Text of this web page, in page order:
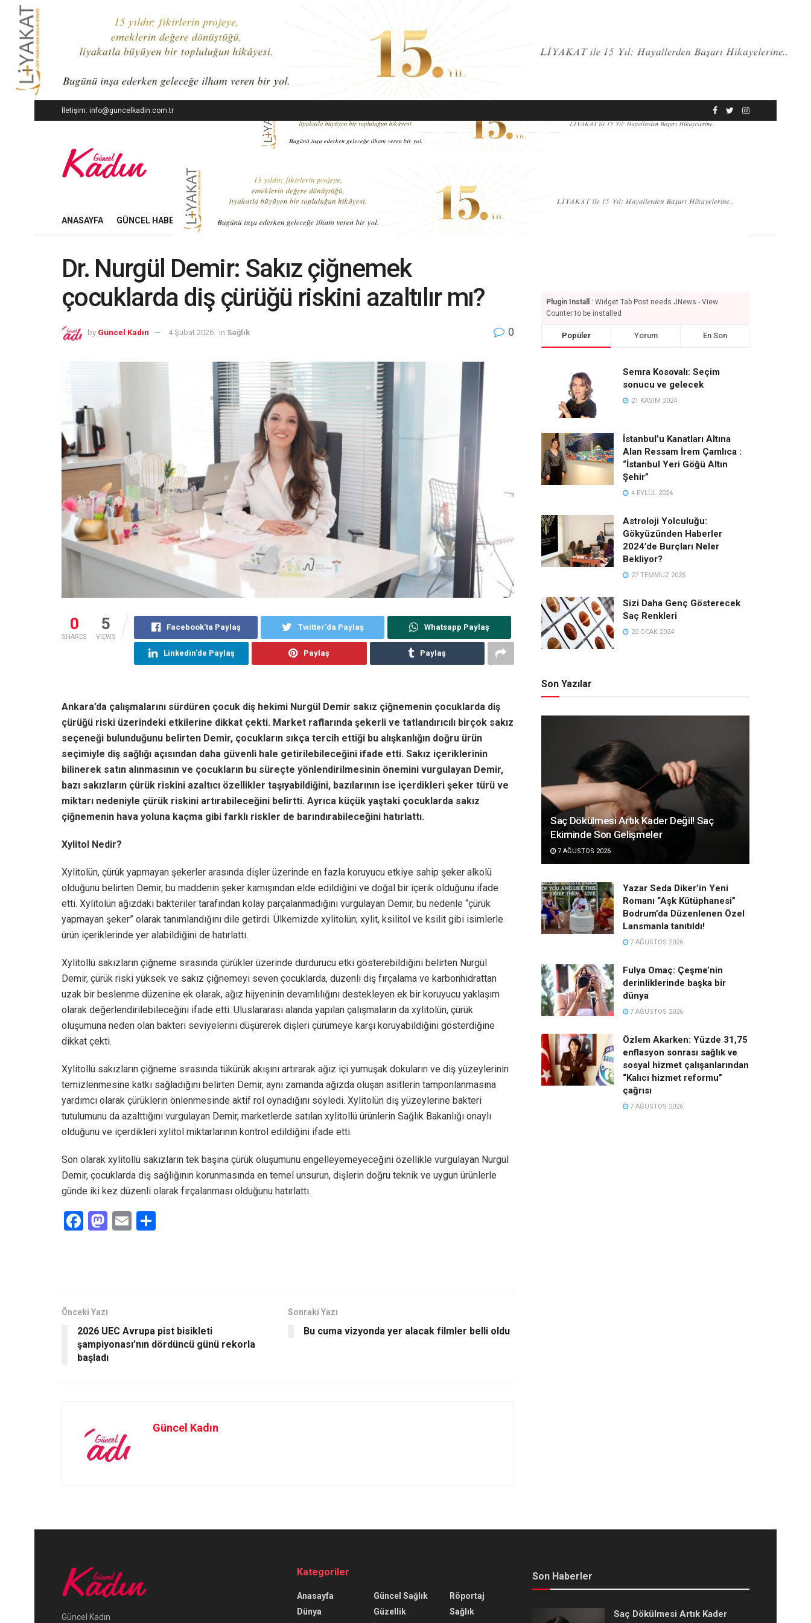
İletişim: info@guncelkadin.com.tr
ANASAYFA GÜNCEL HABERLER İŞ DÜNYASI EKONOMI MODA GÜZELLIK YAŞAM SANAT
Dr. Nurgül Demir: Sakız çiğnemek
çocuklarda diş çürüğü riskini azaltılır mı?
by Güncel Kadın 4 Şubat 2026 in Sağlık 0
0
SHARES
5
VIEWS
Facebook'ta Paylaş Twitter'da Paylaş Whatsapp Paylaş
Linkedin'de Paylaş Paylaş Paylaş
Ankara’da çalışmalarını sürdüren çocuk diş hekimi Nurgül Demir sakız çiğnemenin çocuklarda diş
çürüğü riski üzerindeki etkilerine dikkat çekti. Market raflarında şekerli ve tatlandırıcılı birçok sakız
seçeneği bulunduğunu belirten Demir, çocukların sıkça tercih ettiği bu alışkanlığın doğru ürün
seçimiyle diş sağlığı açısından daha güvenli hale getirilebileceğini ifade etti. Sakız içeriklerinin
bilinerek satın alınmasının ve çocukların bu süreçte yönlendirilmesinin önemini vurgulayan Demir,
bazı sakızların çürük riskini azaltıcı özellikler taşıyabildiğini, bazılarının ise içerdikleri şeker türü ve
miktarı nedeniyle çürük riskini artırabileceğini belirtti. Ayrıca küçük yaştaki çocuklarda sakız
çiğnemenin hava yoluna kaçma gibi farklı riskler de barındırabileceğini hatırlattı.
Xylitol Nedir?
Xylitolün, çürük yapmayan şekerler arasında dişler üzerinde en fazla koruyucu etkiye sahip şeker alkolü
olduğunu belirten Demir, bu maddenin şeker kamışından elde edildiğini ve doğal bir içerik olduğunu ifade
etti. Xylitolün ağızdaki bakteriler tarafından kolay parçalanmadığını vurgulayan Demir, bu nedenle “çürük
yapmayan şeker” olarak tanımlandığını dile getirdi. Ülkemizde xylitolün; xylit, ksilitol ve ksilit gibi isimlerle
ürün içeriklerinde yer alabildiğini de hatırlattı.
Xylitollü sakızların çiğneme sırasında çürükler üzerinde durdurucu etki gösterebildiğini belirten Nurgül
Demir, çürük riski yüksek ve sakız çiğnemeyi seven çocuklarda, düzenli diş fırçalama ve karbonhidrattan
uzak bir beslenme düzenine ek olarak, ağız hijyeninin devamlılığını destekleyen ek bir koruyucu yaklaşım
olarak değerlendirilebileceğini ifade etti. Uluslararası alanda yapılan çalışmaların da xylitolün, çürük
oluşumuna neden olan bakteri seviyelerini düşürerek dişleri çürümeye karşı koruyabildiğini gösterdiğine
dikkat çekti.
Xylitollü sakızların çiğneme sırasında tükürük akışını artırarak ağız içi yumuşak dokuların ve diş yüzeylerinin
temizlenmesine katkı sağladığını belirten Demir, aynı zamanda ağızda oluşan asitlerin tamponlanmasına
yardımcı olarak çürüklerin önlenmesinde aktif rol oynadığını söyledi. Xylitolün diş yüzeylerine bakteri
tutulumunu da azalttığını vurgulayan Demir, marketlerde satılan xylitollü ürünlerin Sağlık Bakanlığı onaylı
olduğunu ve içerdikleri xylitol miktarlarının kontrol edildiğini ifade etti.
Son olarak xylitollü sakızların tek başına çürük oluşumunu engelleyemeyeceğini özellikle vurgulayan Nurgül
Demir, çocuklarda diş sağlığının korunmasında en temel unsurun, dişlerin doğru teknik ve uygun ürünlerle
günde iki kez düzenli olarak fırçalanması olduğunu hatırlattı.
F
o
k
M
n
E
Önceki Yazı
2026 UEC Avrupa pist bisikleti
şampiyonası’nın dördüncü günü rekorla
başladı
Sonraki Yazı
Bu cuma vizyonda yer alacak filmler belli oldu
Güncel Kadın
Plugin Install
: Widget Tab Post needs JNews - View
Counter to be installed
Popüler Yorum En Son
Semra Kosovalı: Seçim
sonucu ve gelecek
21 KASIM 2024
İstanbul’u Kanatları Altına
Alan Ressam İrem Çamlıca :
“İstanbul Yeri Göğü Altın
Şehir”
4 EYLÜL 2024
Astroloji Yolculuğu:
Gökyüzünden Haberler
2024’de Burçları Neler
Bekliyor?
27 TEMMUZ 2025
Sizi Daha Genç Gösterecek
Saç Renkleri
22 OCAK 2024
Son Yazılar
Saç Dökülmesi Artık Kader Değil! Saç
Ekiminde Son Gelişmeler
7 AĞUSTOS 2026
Yazar Seda Diker’in Yeni
Romanı “Aşk Kütüphanesi”
Bodrum’da Düzenlenen Özel
Lansmanla tanıtıldı!
7 AĞUSTOS 2026
Fulya Omaç: Çeşme’nin
derinliklerinde başka bir
dünya
7 AĞUSTOS 2026
Özlem Akarken: Yüzde 31,75
enflasyon sonrası sağlık ve
sosyal hizmet çalışanlarından
“Kalıcı hizmet reformu”
çağrısı
7 AĞUSTOS 2026
Güncel Kadın
Kategoriler
Anasayfa
Dünya
Güncel Sağlık
Güzellik
Röportaj
Sağlık
Son Haberler
Saç Dökülmesi Artık Kader